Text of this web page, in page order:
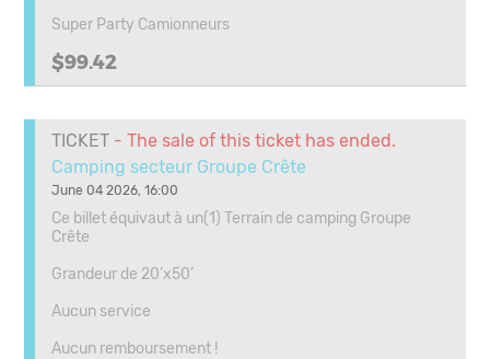
Super Party Camionneurs
$99.42
TICKET - The sale of this ticket has ended.
Camping secteur Groupe Crête
June 04 2026, 16:00
Ce billet équivaut à un(1) Terrain de camping Groupe
Crête
Grandeur de 20’x50’
Aucun service
Aucun remboursement !